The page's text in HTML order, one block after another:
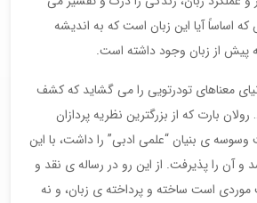
اساساً آیا این زبان است که به اندیشه
پیش از زبان وجود داشته است.
معناهای تودرتویی را می گشاید که کشف
بارت که از بزرگترین نظریه پردازان
وسوسه ی بنیان “علمی ادبی” را داشت، با این
و آن را پذیرفت. از این رو در رساله ی نقد و
است ساخته و پرداخته ی زبان، و نه